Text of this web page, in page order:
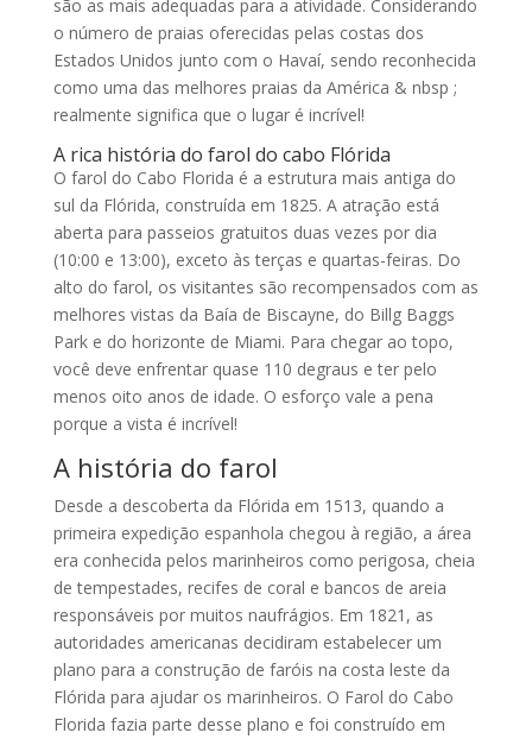
são as mais adequadas para a atividade. Considerando
o número de praias oferecidas pelas costas dos
Estados Unidos junto com o Havaí, sendo reconhecida
como uma das melhores praias da América & nbsp ;
realmente significa que o lugar é incrível!
A rica história do farol do cabo Flórida
O farol do Cabo Florida é a estrutura mais antiga do
sul da Flórida, construída em 1825. A atração está
aberta para passeios gratuitos duas vezes por dia
(10:00 e 13:00), exceto às terças e quartas-feiras. Do
alto do farol, os visitantes são recompensados ​​com as
melhores vistas da Baía de Biscayne, do Billg Baggs
Park e do horizonte de Miami. Para chegar ao topo,
você deve enfrentar quase 110 degraus e ter pelo
menos oito anos de idade. O esforço vale a pena
porque a vista é incrível!
A história do farol
Desde a descoberta da Flórida em 1513, quando a
primeira expedição espanhola chegou à região, a área
era conhecida pelos marinheiros como perigosa, cheia
de tempestades, recifes de coral e bancos de areia
responsáveis ​​por muitos naufrágios. Em 1821, as
autoridades americanas decidiram estabelecer um
plano para a construção de faróis na costa leste da
Flórida para ajudar os marinheiros. O Farol do Cabo
Florida fazia parte desse plano e foi construído em